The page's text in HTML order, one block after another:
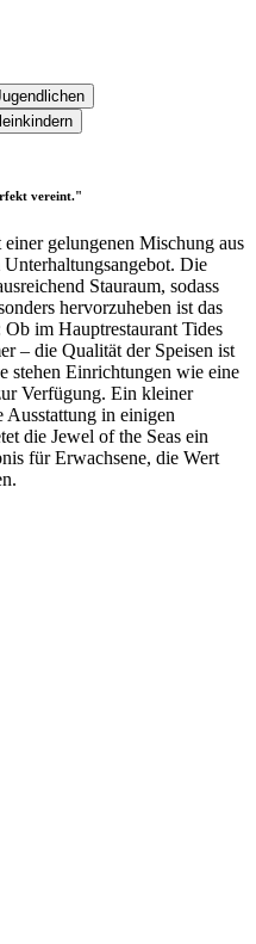
vereint."
gelungenen Mischung aus
Die
Stauraum, sodass
hervorzuheben ist das
im Hauptrestaurant Tides
– die Qualität der Speisen ist
stehen Einrichtungen wie eine
Verfügung. Ein kleiner
Ausstattung in einigen
die Jewel of the Seas ein
für Erwachsene, die Wert